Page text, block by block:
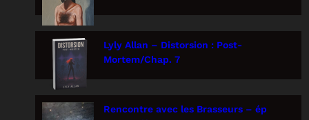
Lyly Allan – Distorsion : Post-
Mortem/Chap. 7
Rencontre avec les Brasseurs – ép